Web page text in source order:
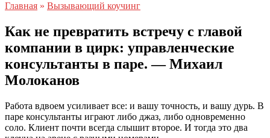
Главная » Вызывающий коучинг
Как не превратить встречу с главой
компании в цирк: управленческие
консультанты в паре. — Михаил
Молоканов
Работа вдвоем усиливает все: и вашу точность, и вашу дурь. В
паре консультанты играют либо джаз, либо одновременно
соло. Клиент почти всегда слышит второе. И тогда это два